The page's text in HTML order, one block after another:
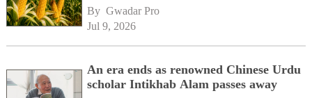
By Gwadar Pro
Jul 9, 2026
An era ends as renowned Chinese Urdu
scholar Intikhab Alam passes away